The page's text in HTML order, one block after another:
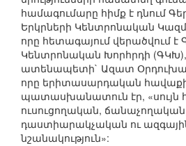
համագումարը հիմք է դնում
Երկրների Կենտրոնական
որը հետագայում վերածվում
Կենտրոնական Խորհրդի (ԳԿԽ),
ատենապետի` Ազատ
որը երիտասարդական
պատասխանատուն էր, «սույն
ուսուցողական,
դաստիարակչական ու
նշանակություն»: